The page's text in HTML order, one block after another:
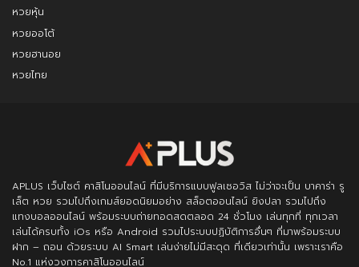
หวยหุ้น
หวยออโต้
หวยฮานอย
หวยไทย
APLUS เว็บไซต์ คาสิโนออนไลน์ ที่มีบริการแบบฟูลเซอวิส ไม่ว่าจะเป็น บาคาร่า รู
เล็ต หวย รวมไปถึงเกมส์ยอดนิยมอย่าง สล็อตออนไลน์ ยิงปลา รวมไปถึง
แทงบอลออนไลน์ พร้อมระบบถ่ายทอดสดตลอด 24 ชั่วโมง เล่นทุกที่ ทุกเวลา
เล่นได้ครบทั้ง iOs หรือ Android รวมไประบบปฏิบัติการอื่นๆ ที่มาพร้อมระบบ
ฝาก – ถอน ด้วยระบบ AI Smart เล่นง่ายไม่มีสะดุด ที่เดียวเท่านั้น เพราะเราคือ
No.1 แห่งวงการคาสิโนออนไลน์